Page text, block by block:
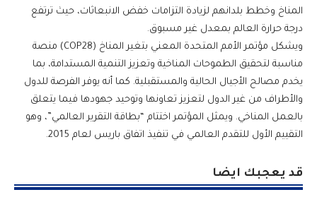
المناخ وخطط بلدانهم لزيادة التزامات خفض الانبعاثات، حيث ترتفع
درجة حرارة العالم بمعدل غير مسبوق.
ويشكل مؤتمر الأمم المتحدة المعني بتغير المناخ (COP28) منصة
مناسبة لتحقيق الطموحات المناخية وتعزيز التنمية المستدامة، بما
يخدم مصالح الأجيال الحالية والمستقبلية. كما أنه يوفر الفرصة للدول
والأطراف من غير الدول لتعزيز تعاونها وتوحيد جهودها فيما يتعلق
بالعمل المناخي. ويمثل المؤتمر اختتام “بطاقة التقرير العالمي”، وهو
التقييم الأول للتقدم العالمي في تنفيذ اتفاق باريس لعام 2015.
قد يعجبك ايضا